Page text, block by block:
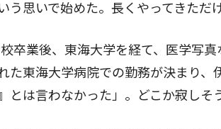
思いで始めた。長くやってきただ
業後、東海大学を経て、医学写真
た東海大学病院での勤務が決まり、
は言わなかった」。どこか寂しそ